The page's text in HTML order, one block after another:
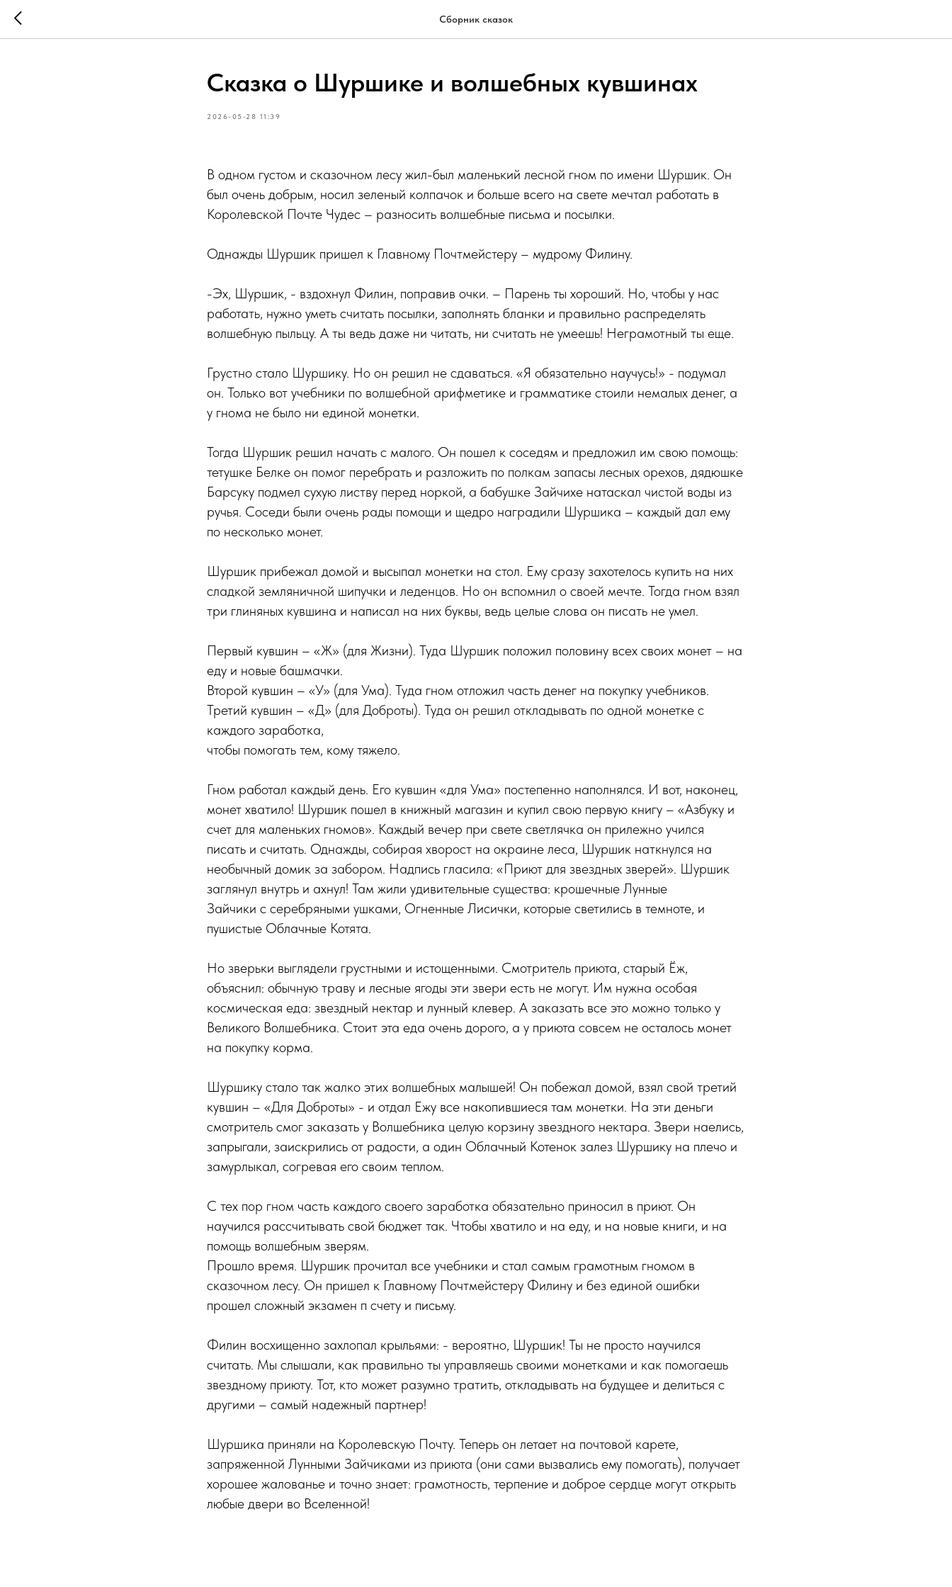
Сборник сказок
Сказка о Шуршике и волшебных кувшинах
2026-05-28 11:39
В одном густом и сказочном лесу жил-был маленький лесной гном по имени Шуршик. Он
был очень добрым, носил зеленый колпачок и больше всего на свете мечтал работать в
Королевской Почте Чудес – разносить волшебные письма и посылки.
Однажды Шуршик пришел к Главному Почтмейстеру – мудрому Филину.
-Эх, Шуршик, - вздохнул Филин, поправив очки. – Парень ты хороший. Но, чтобы у нас
работать, нужно уметь считать посылки, заполнять бланки и правильно распределять
волшебную пыльцу. А ты ведь даже ни читать, ни считать не умеешь! Неграмотный ты еще.
Грустно стало Шуршику. Но он решил не сдаваться. «Я обязательно научусь!» - подумал
он. Только вот учебники по волшебной арифметике и грамматике стоили немалых денег, а
у гнома не было ни единой монетки.
Тогда Шуршик решил начать с малого. Он пошел к соседям и предложил им свою помощь:
тетушке Белке он помог перебрать и разложить по полкам запасы лесных орехов, дядюшке
Барсуку подмел сухую листву перед норкой, а бабушке Зайчихе натаскал чистой воды из
ручья. Соседи были очень рады помощи и щедро наградили Шуршика – каждый дал ему
по несколько монет.
Шуршик прибежал домой и высыпал монетки на стол. Ему сразу захотелось купить на них
сладкой земляничной шипучки и леденцов. Но он вспомнил о своей мечте. Тогда гном взял
три глиняных кувшина и написал на них буквы, ведь целые слова он писать не умел.
Первый кувшин – «Ж» (для Жизни). Туда Шуршик положил половину всех своих монет – на
еду и новые башмачки.
Второй кувшин – «У» (для Ума). Туда гном отложил часть денег на покупку учебников.
Третий кувшин – «Д» (для Доброты). Туда он решил откладывать по одной монетке с
каждого заработка,
чтобы помогать тем, кому тяжело.
Гном работал каждый день. Его кувшин «для Ума» постепенно наполнялся. И вот, наконец,
монет хватило! Шуршик пошел в книжный магазин и купил свою первую книгу – «Азбуку и
счет для маленьких гномов». Каждый вечер при свете светлячка он прилежно учился
писать и считать. Однажды, собирая хворост на окраине леса, Шуршик наткнулся на
необычный домик за забором. Надпись гласила: «Приют для звездных зверей». Шуршик
заглянул внутрь и ахнул! Там жили удивительные существа: крошечные Лунные
Зайчики с серебряными ушками, Огненные Лисички, которые светились в темноте, и
пушистые Облачные Котята.
Но зверьки выглядели грустными и истощенными. Смотритель приюта, старый Ёж,
объяснил: обычную траву и лесные ягоды эти звери есть не могут. Им нужна особая
космическая еда: звездный нектар и лунный клевер. А заказать все это можно только у
Великого Волшебника. Стоит эта еда очень дорого, а у приюта совсем не осталось монет
на покупку корма.
Шуршику стало так жалко этих волшебных малышей! Он побежал домой, взял свой третий
кувшин – «Для Доброты» - и отдал Ежу все накопившиеся там монетки. На эти деньги
смотритель смог заказать у Волшебника целую корзину звездного нектара. Звери наелись,
запрыгали, заискрились от радости, а один Облачный Котенок залез Шуршику на плечо и
замурлыкал, согревая его своим теплом.
С тех пор гном часть каждого своего заработка обязательно приносил в приют. Он
научился рассчитывать свой бюджет так. Чтобы хватило и на еду, и на новые книги, и на
помощь волшебным зверям.
Прошло время. Шуршик прочитал все учебники и стал самым грамотным гномом в
сказочном лесу. Он пришел к Главному Почтмейстеру Филину и без единой ошибки
прошел сложный экзамен п счету и письму.
Филин восхищенно захлопал крыльями: - вероятно, Шуршик! Ты не просто научился
считать. Мы слышали, как правильно ты управляешь своими монетками и как помогаешь
звездному приюту. Тот, кто может разумно тратить, откладывать на будущее и делиться с
другими – самый надежный партнер!
Шуршика приняли на Королевскую Почту. Теперь он летает на почтовой карете,
запряженной Лунными Зайчиками из приюта (они сами вызвались ему помогать), получает
хорошее жалованье и точно знает: грамотность, терпение и доброе сердце могут открыть
любые двери во Вселенной!